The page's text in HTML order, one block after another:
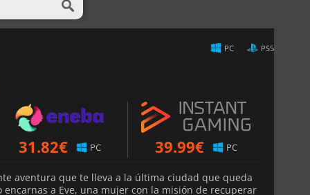
PC PS5
31.82€ PC 39.99€ PC
aventura que te lleva a la última ciudad que queda
encarnas a Eve, una mujer con la misión de recuperar